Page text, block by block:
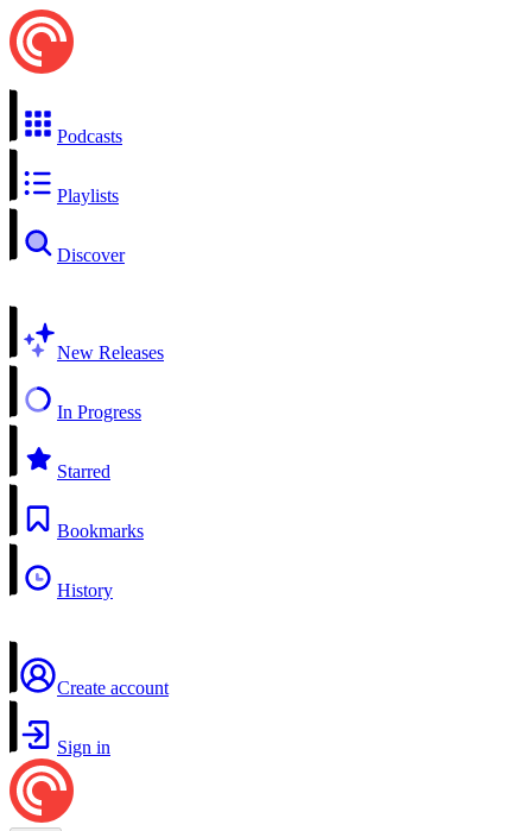
Podcasts
Playlists
Discover
New Releases
In Progress
Starred
Bookmarks
History
Create account
Sign in